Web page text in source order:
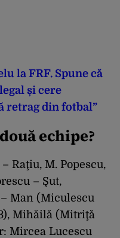
la FRF. Spune că
și cere
retrag din fotbal”
echipe?
Raţiu, M. Popescu,
– Şut,
Man (Miculescu
Mihăilă (Mitriţă
Mircea Lucescu